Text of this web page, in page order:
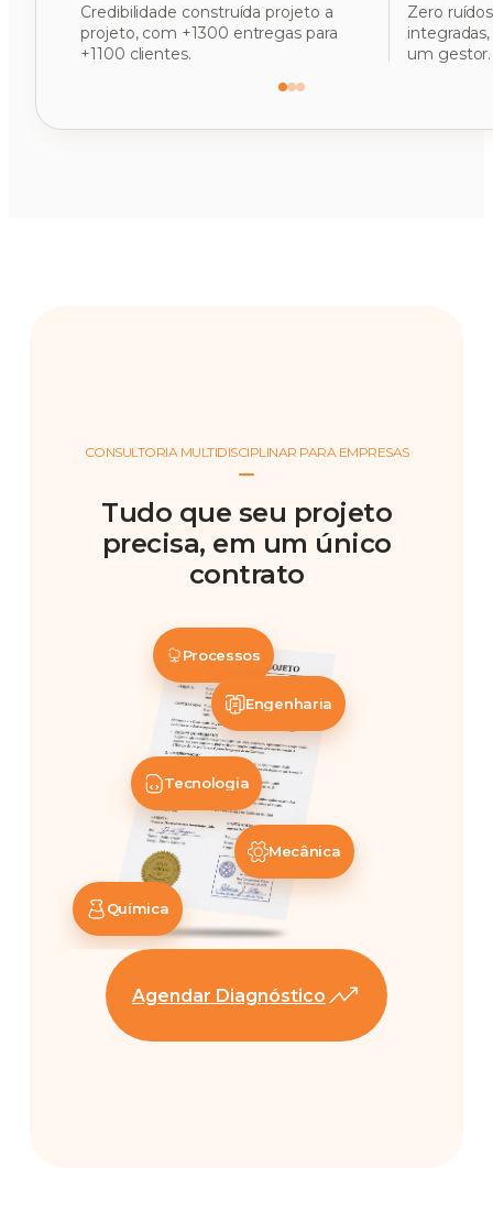
Credibilidade construída projeto a
projeto, com +1300 entregas para
+1100 clientes.
Zero
um gestor.
CONSULTORIA MULTIDISCIPLINAR PARA EMPRESAS
Tudo que seu projeto
precisa, em um único
contrato
Agendar Diagnóstico
Mecânica
Tecnologia
Processos
Engenharia
Química